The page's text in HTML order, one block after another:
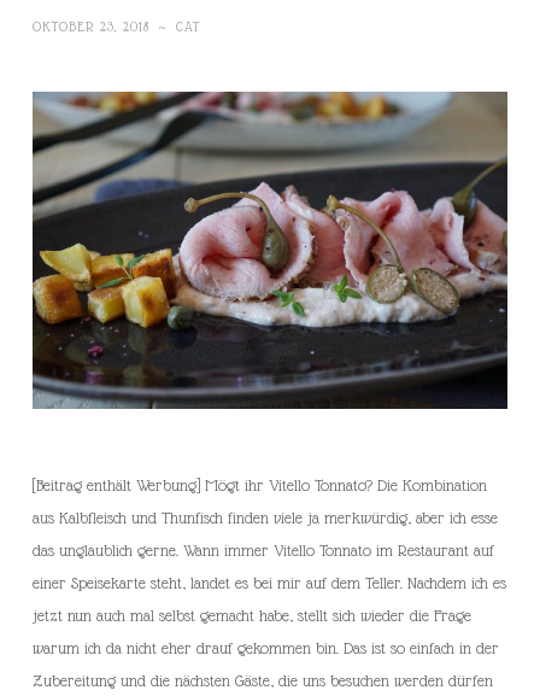
OKTOBER 23, 2018 ~ CAT
[Beitrag enthält Werbung] Mögt ihr Vitello Tonnato? Die Kombination
aus Kalbfleisch und Thunfisch finden viele ja merkwürdig, aber ich esse
das unglaublich gerne. Wann immer Vitello Tonnato im Restaurant auf
einer Speisekarte steht, landet es bei mir auf dem Teller. Nachdem ich es
jetzt nun auch mal selbst gemacht habe, stellt sich wieder die Frage
warum ich da nicht eher drauf gekommen bin. Das ist so einfach in der
Zubereitung und die nächsten Gäste, die uns besuchen werden dürfen